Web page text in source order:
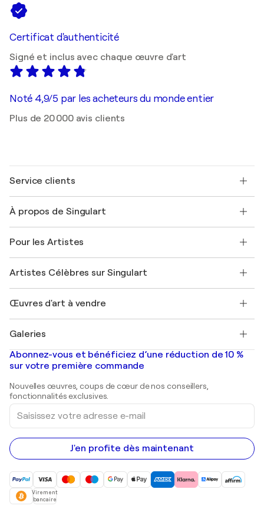
Certificat d'authenticité
Signé et inclus avec chaque œuvre d'art
Noté 4,9/5 par les acheteurs du monde entier
Plus de 20 000 avis clients
Service clients
Expédition
Offrir une carte cadeau
Rejoignez notre programme commercial
Mon compte
+33 1 76 44 06 42
À propos de Singulart
FAQ
Magazine Singulart
Emplois
Découvrez une sélection d'art original
Pour les Artistes
Se connecter en tant qu'Artiste
Artistes Célèbres sur Singulart
Marc Chagall
Banksy
Mr. Brainwash
Shepard Fairey
Œuvres d'art à vendre
Tableaux abstraits à vendre
Peintures de paysage
Estampes
Peintures acryliques
Galeries
Galeries d'art en France
Galeries d'art en Belgique
Abonnez-vous et bénéficiez d’une réduction de 10 %
sur votre première commande
Nouvelles œuvres, coups de cœur de nos conseillers,
fonctionnalités exclusives.
Saisissez
votre
adresse
e-
mail
J'en profite dès maintenant
Virement
bancaire